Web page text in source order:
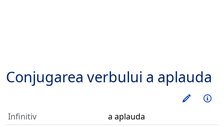
Conjugarea verbului a aplauda
Infinitiv
a aplauda